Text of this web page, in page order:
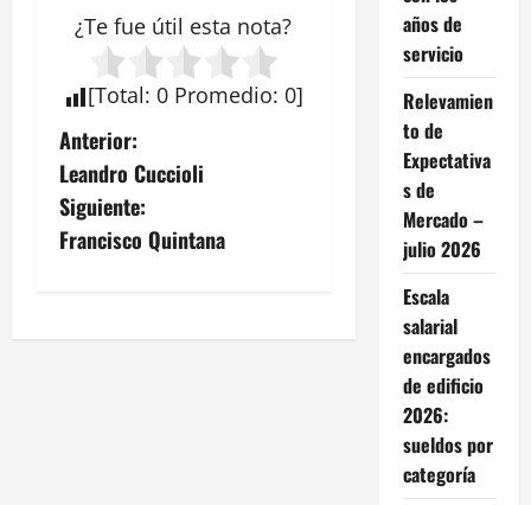
¿Te fue útil esta nota?
[Total: 0 Promedio: 0]
N
a
v
g
Anterior:
Leandro Cuccioli
Siguiente:
Francisco Quintana
años de
servicio
Relevamien
to de
Expectativa
s de
Mercado –
julio 2026
Escala
salarial
encargados
de edificio
2026:
sueldos por
categoría